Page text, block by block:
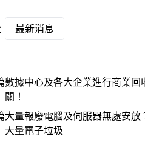
最新消息
數據中心及各大企業進行商業
關！
大量報廢電腦及伺服器無處安
大量電子垃圾